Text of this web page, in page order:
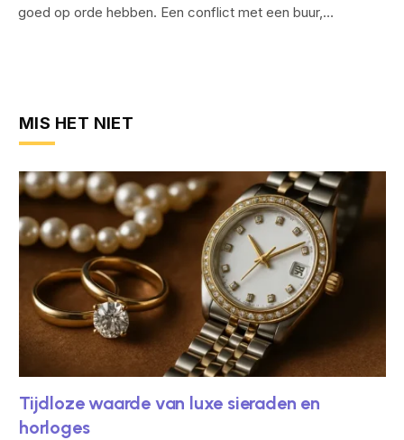
goed op orde hebben. Een conflict met een buur,…
MIS HET NIET
Tijdloze waarde van luxe sieraden en
horloges